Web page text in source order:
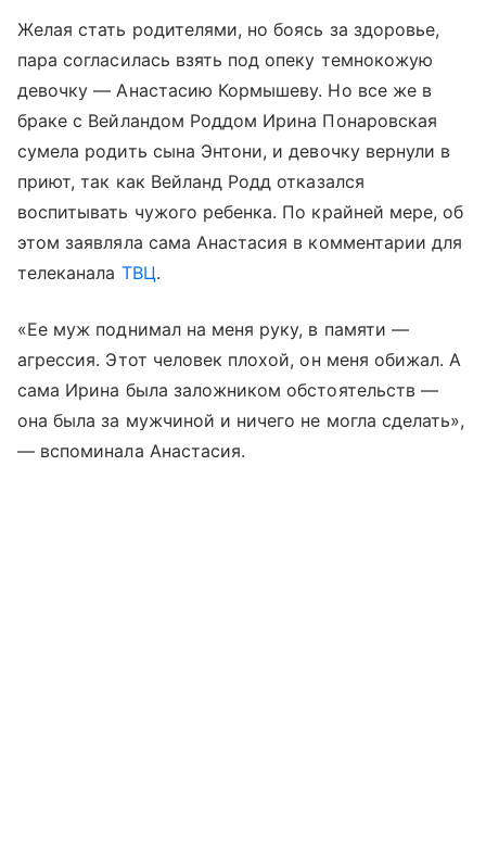
Желая стать родителями, но боясь за здоровье,
пара согласилась взять под опеку темнокожую
девочку — Анастасию Кормышеву. Но все же в
браке с Вейландом Роддом Ирина Понаровская
сумела родить сына Энтони, и девочку вернули в
приют, так как Вейланд Родд отказался
воспитывать чужого ребенка. По крайней мере, об
этом заявляла сама Анастасия в комментарии для
телеканала ТВЦ.
«Ее муж поднимал на меня руку, в памяти —
агрессия. Этот человек плохой, он меня обижал. А
сама Ирина была заложником обстоятельств —
она была за мужчиной и ничего не могла сделать»,
— вспоминала Анастасия.